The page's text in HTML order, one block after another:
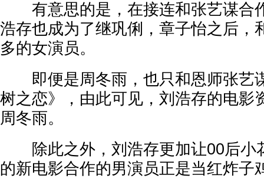
有意思的是，在接连和张艺谋合
浩存也成为了继巩俐，章子怡之后，
多的女演员。
即便是周冬雨，也只和恩师张艺
树之恋》，由此可见，刘浩存的电影
周冬雨。
除此之外，刘浩存更加让00后小
的新电影合作的男演员正是当红炸子